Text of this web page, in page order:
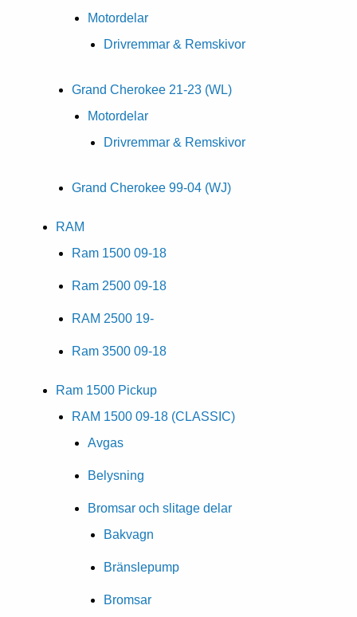
Motordelar
Drivremmar & Remskivor
Grand Cherokee 21-23 (WL)
Motordelar
Drivremmar & Remskivor
Grand Cherokee 99-04 (WJ)
RAM
Ram 1500 09-18
Ram 2500 09-18
RAM 2500 19-
Ram 3500 09-18
Ram 1500 Pickup
RAM 1500 09-18 (CLASSIC)
Avgas
Belysning
Bromsar och slitage delar
Bakvagn
Bränslepump
Bromsar